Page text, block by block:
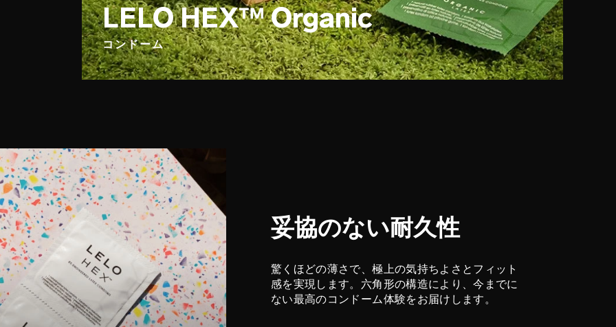
LELO HEX™ Organic
コンドーム
妥協のない耐久性
驚くほどの薄さで、極上の気持ちよさとフィット
感を実現します。六角形の構造により、今までに
ない最高のコンドーム体験をお届けします。